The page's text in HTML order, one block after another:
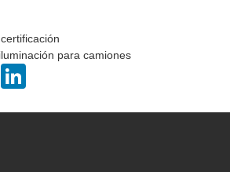
para camiones
Pinterest